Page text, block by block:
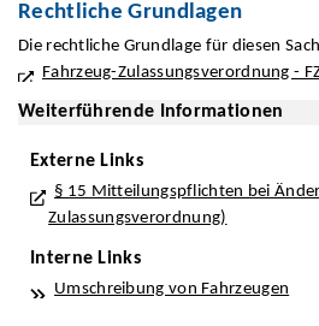
Rechtliche Grundlagen
Die rechtliche Grundlage für diesen
Fahrzeug-Zulassungsverordnung -
Weiterführende Informationen
Externe Links
§ 15 Mitteilungspflichten bei
Zulassungsverordnung)
Interne Links
Umschreibung von Fahrzeugen